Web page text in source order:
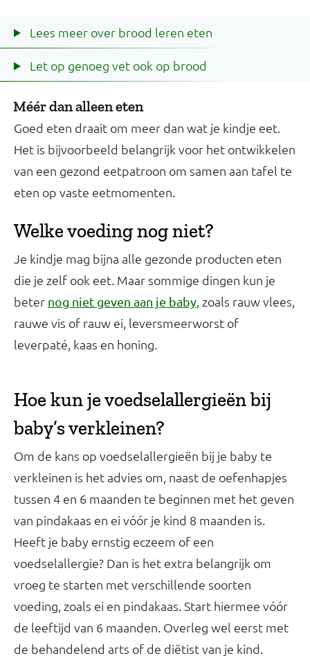
Lees meer over brood leren eten
Let op genoeg vet ook op brood
Méér dan alleen eten
Goed eten draait om meer dan wat je kindje eet.
Het is bijvoorbeeld belangrijk voor het ontwikkelen
van een gezond eetpatroon om samen aan tafel te
eten op vaste eetmomenten.
Welke voeding nog niet?
Je kindje mag bijna alle gezonde producten eten
die je zelf ook eet. Maar sommige dingen kun je
beter nog niet geven aan je baby , zoals rauw vlees,
rauwe vis of rauw ei, leversmeerworst of
leverpaté, kaas en honing.
Hoe kun je voedselallergieën bij
baby’s verkleinen?
Om de kans op voedselallergieën bij je baby te
verkleinen is het advies om, naast de oefenhapjes
tussen 4 en 6 maanden te beginnen met het geven
van pindakaas en ei vóór je kind 8 maanden is.
Heeft je baby ernstig eczeem of een
voedselallergie? Dan is het extra belangrijk om
vroeg te starten met verschillende soorten
voeding, zoals ei en pindakaas. Start hiermee vóór
de leeftijd van 6 maanden. Overleg wel eerst met
de behandelend arts of de diëtist van je kind.